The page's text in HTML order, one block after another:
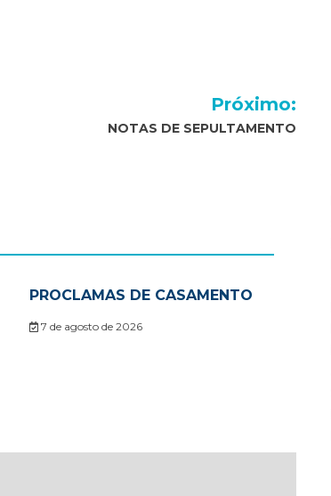
Próximo:
NOTAS DE SEPULTAMENTO
PROCLAMAS DE CASAMENTO
7 de agosto de 2026